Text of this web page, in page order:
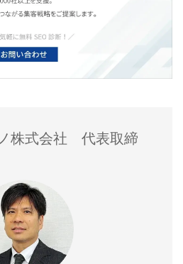
株式会社 代表取締